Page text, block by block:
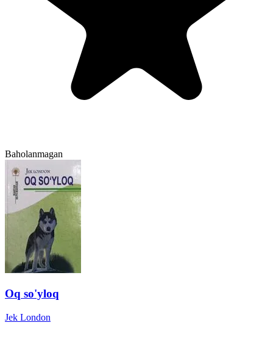
Baholanmagan
Oq so'yloq
Jek London